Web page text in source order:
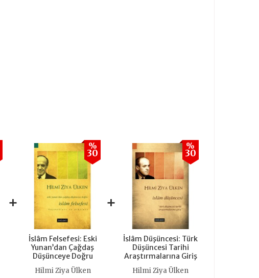
+
İslâm Felsefesi: Eski
Yunan’dan Çağdaş
Düşünceye Doğru
%
30
Hilmi Ziya Ülken
+
İslâm Düşüncesi: Türk
Düşüncesi Tarihi
Araştırmalarına Giriş
%
30
Hilmi Ziya Ülken